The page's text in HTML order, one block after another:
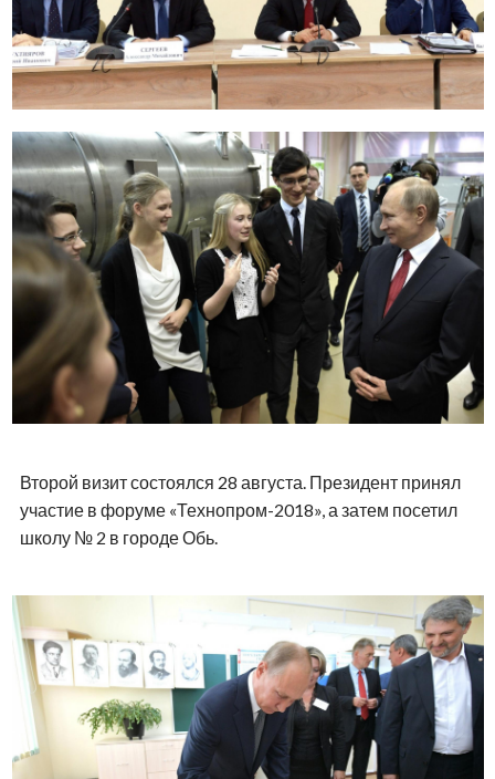
Второй визит состоялся 28 августа. Президент принял
участие в форуме «Технопром-2018», а затем посетил
школу № 2 в городе Обь.